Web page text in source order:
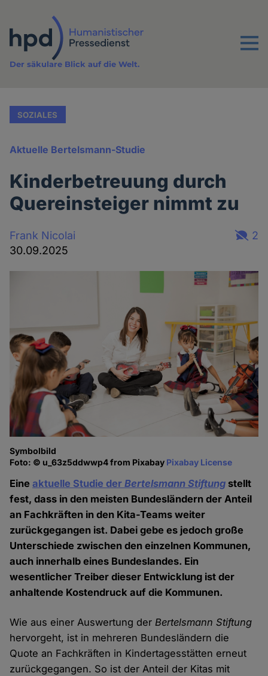
Inhalt
Menu
Der säkulare Blick auf die Welt.
SOZIALES
Aktuelle Bertelsmann-Studie
Kinderbetreuung durch
Quereinsteiger nimmt zu
Frank Nicolai
30.09.2025
2
Symbolbild
Foto: © u_63z5ddwwp4 from Pixabay Pixabay License
Eineaktuelle Studie derBertelsmann Stiftung stellt
fest, dass in den meisten Bundesländern der Anteil
an Fachkräften in den Kita-Teams weiter
zurückgegangen ist. Dabei gebe es jedoch große
Unterschiede zwischen den einzelnen Kommunen,
auch innerhalb eines Bundeslandes. Ein
wesentlicher Treiber dieser Entwicklung ist der
anhaltende Kostendruck auf die Kommunen.
Wie aus einer Auswertung derBertelsmann Stiftung
hervorgeht, ist in mehreren Bundesländern die
Quote an Fachkräften in Kindertagesstätten erneut
zurückgegangen. So ist der Anteil der Kitas mit